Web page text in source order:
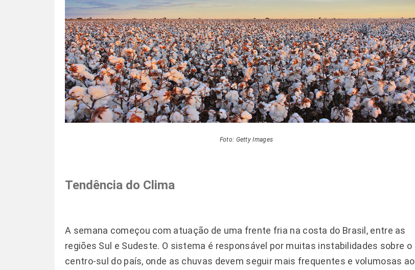
Foto: Getty Images
Tendência do Clima
A semana começou com atuação de uma frente fria na costa do Brasil, entre as
regiões Sul e Sudeste. O sistema é responsável por muitas instabilidades sobre o
centro-sul do país, onde as chuvas devem seguir mais frequentes e volumosas ao